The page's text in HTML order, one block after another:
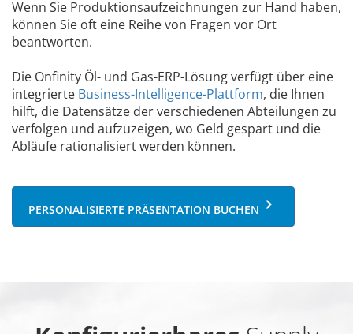
Wenn Sie Produktionsaufzeichnungen zur Hand haben,
können Sie oft eine Reihe von Fragen vor Ort
beantworten.
Die Onfinity Öl- und Gas-ERP-Lösung verfügt über eine
integrierte Business-Intelligence-Plattform, die Ihnen
hilft, die Datensätze der verschiedenen Abteilungen zu
verfolgen und aufzuzeigen, wo Geld gespart und die
Abläufe rationalisiert werden können.
PERSONALISIERTE PRÄSENTATION BUCHEN keyboard_arrow_right